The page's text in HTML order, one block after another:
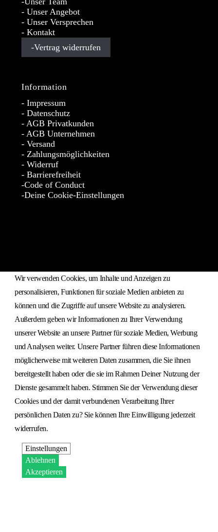
Unser Angebot
Unser Versprechen
Kontakt
Vertrag widerrufen
Information
Impressum
Datenschutz
AGB Privatkunden
AGB Unternehmen
Versand
Zahlungsmöglichkeiten
Widerruf
Barrierefreiheit
Code of Conduct
Deine Cookie-Einstellungen
Wir verwenden Cookies, um Inhalte und Anzeigen zu
personalisieren, Funktionen für soziale Medien anbieten zu
können und die Zugriffe auf unsere Website zu analysieren.
Außerdem geben wir Informationen zu Ihrer Verwendung
unserer Website an unsere Partner für soziale Medien, Werbung
und Analysen weiter. Unsere Partner führen diese Informationen
möglicherweise mit weiteren Daten zusammen, die Sie ihnen
bereitgestellt haben oder die sie im Rahmen Deiner Nutzung der
Dienste gesammelt haben. Stimmen Sie der Verwendung dieser
Cookies und der damit verbundenen Verarbeitung Ihrer
persönlichen Daten zu? Sie können Ihre Einwilligung jederzeit
widerrufen.
Einstellungen
Ablehnen
Akzeptieren